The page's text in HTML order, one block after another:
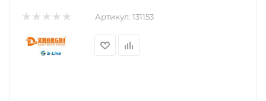
Артикул: 131153